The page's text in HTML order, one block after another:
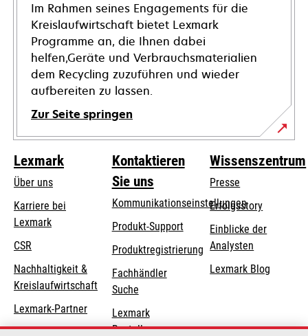
Im Rahmen seines Engagements für die
Kreislaufwirtschaft bietet Lexmark
Programme an, die Ihnen dabei
helfen,Geräte und Verbrauchsmaterialien
dem Recycling zuzuführen und wieder
aufbereiten zu lassen.
Zur Seite springen
Lexmark
Über uns
Karriere bei
Lexmark
CSR
Nachhaltigkeit &
Kreislaufwirtschaft
Lexmark-Partner
Kontaktieren
Sie uns
Kommunikationseinstellungen
wird
in
einer
neuen
Registerkarte
geöffnet
Produkt-Supportwird
einer
neuen
Produktregistrierung
Fachhändler
Suche
Lexmark
Bestellungen
Wissenszentrum
Presse
Erfolgsstory
Einblicke der
Analysten
Lexmark Blog